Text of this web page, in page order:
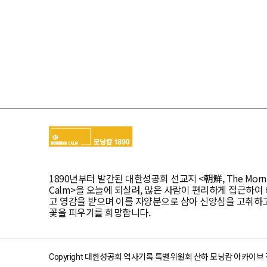
1890년부터 발간된 대한성공회 선교지 <朝鮮, The
Calm>을 오늘에 되살려, 많은 사람이 편리하게 접근하여
고 영감을 받으며 이를 자양분으로 삼아 신앙심을 고취하
꽃을 피우기를 희망합니다.
Copyright 대한성공회 역사기록 특별위원회 산하 모닝캄 아카이